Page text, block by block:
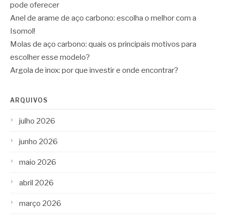
pode oferecer
Anel de arame de aço carbono: escolha o melhor com a
Isomol!
Molas de aço carbono: quais os principais motivos para
escolher esse modelo?
Argola de inox: por que investir e onde encontrar?
ARQUIVOS
julho 2026
junho 2026
maio 2026
abril 2026
março 2026